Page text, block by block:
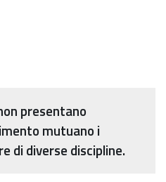
presentano
mutuano i
di diverse discipline.